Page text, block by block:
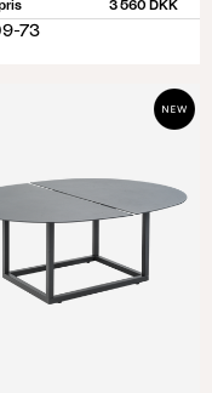
3 560 DKK
73